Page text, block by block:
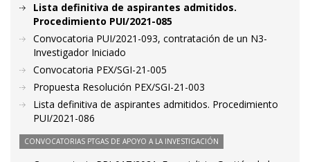
Lista definitiva de aspirantes admitidos.
Procedimiento PUI/2021-085
Convocatoria PUI/2021-093, contratación de un N3-
Investigador Iniciado
Convocatoria PEX/SGI-21-005
Propuesta Resolución PEX/SGI-21-003
Lista definitiva de aspirantes admitidos. Procedimiento
PUI/2021-086
CONVOCATORIAS PTGAS DE APOYO A LA INVESTIGACIÓN